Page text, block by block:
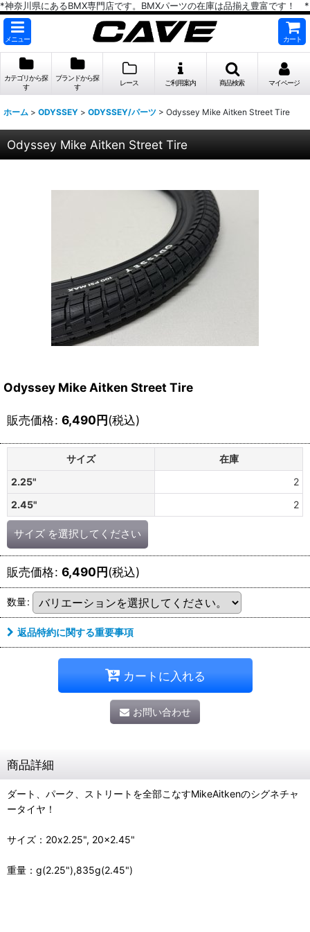
*神奈川県にあるBMX専門店です。BMXパーツの在庫は品揃え豊富です！ *
メニュー カート
カテゴリから探
す
ブランドから探
す
レース ご利用案内 商品検索 マイページ
ホーム > ODYSSEY > ODYSSEY/パーツ > Odyssey Mike Aitken Street Tire
Odyssey Mike Aitken Street Tire
Odyssey Mike Aitken Street Tire
販売価格: 6,490円(税込)
サイズ
在庫
2.25"
2
2.45"
2
サイズ を選択してください
販売価格: 6,490円(税込)
数量:
返品特約に関する重要事項
カートに入れる
お問い合わせ
商品詳細
ダート、パーク、ストリートを全部こなすMikeAitkenのシグネチャ
ータイヤ！
サイズ：20x2.25", 20x2.45"
重量：g(2.25"),835g(2.45")